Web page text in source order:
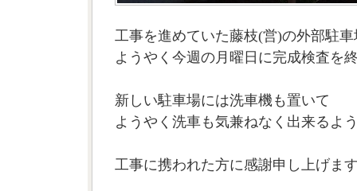
工事を進めていた藤枝(営)の外部駐
ようやく今週の月曜日に完成検査を
新しい駐車場には洗車機も置いて
ようやく洗車も気兼ねなく出来るよ
工事に携われた方に感謝申し上げま